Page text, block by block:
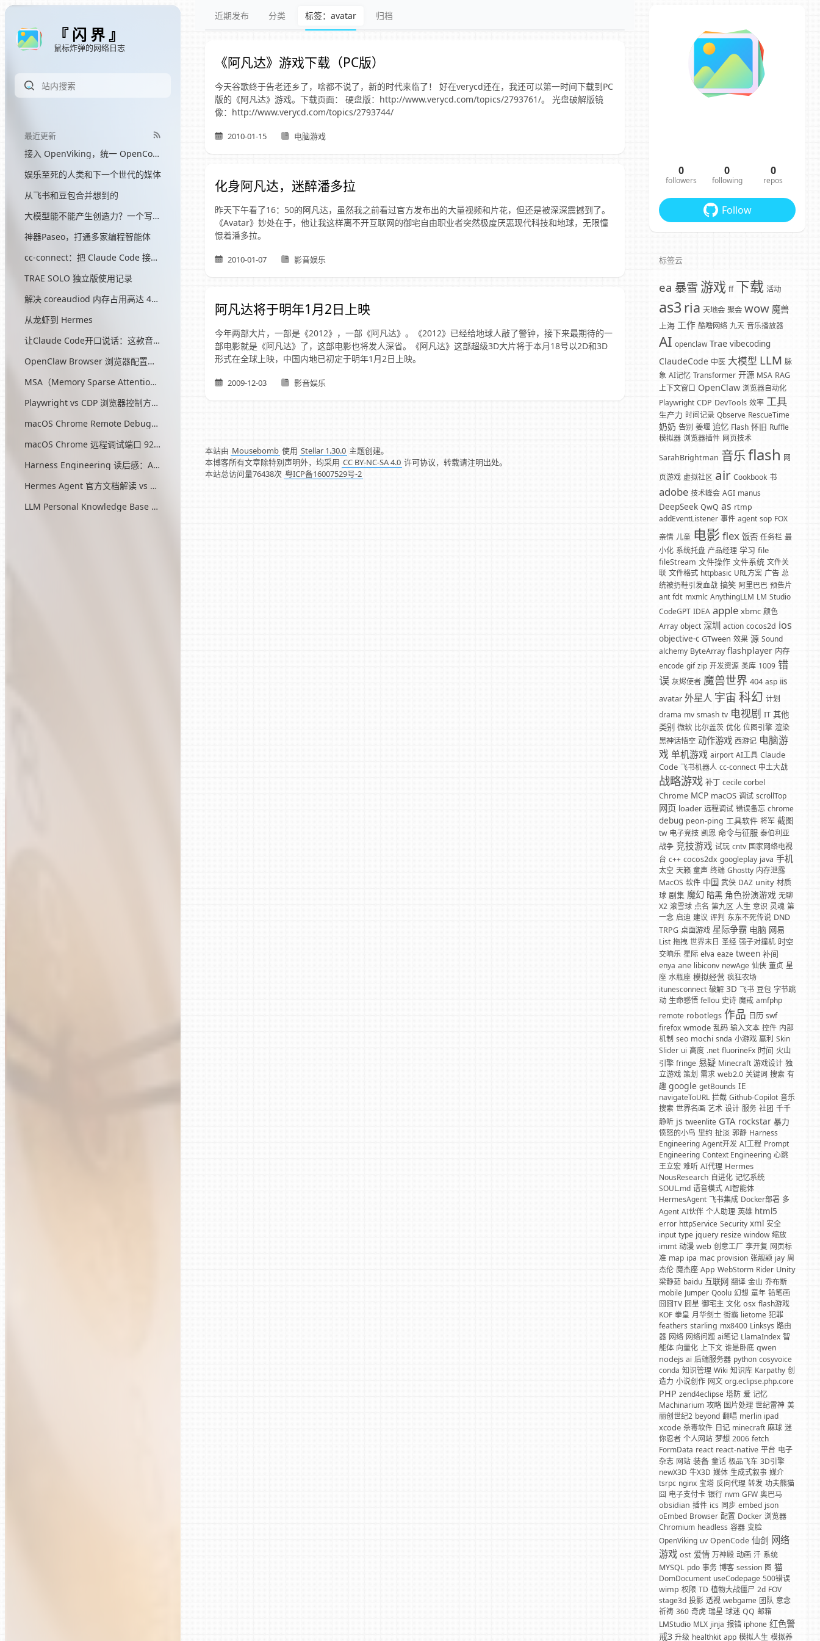
『 闪 界 』
鼠标炸弹的网络日志
最近更新
接入 OpenViking，统一 OpenCode 和 Hermes 的记忆
娱乐至死的人类和下一个世代的媒体
从飞书和豆包合并想到的
大模型能不能产生创造力？一个写了三个月网文的程序员的答案
神器Paseo，打通多家编程智能体
cc-connect：把 Claude Code 接入飞书
TRAE SOLO 独立版使用记录
解决 coreaudiod 内存占用高达 45G 的问题
从龙虾到 Hermes
让Claude Code开口说话：这款音效插件让我把编程玩成了游戏
OpenClaw Browser 浏览器配置指南
MSA（Memory Sparse Attention）— 突破 AI 记忆瓶颈的开源方案
Playwright vs CDP 浏览器控制方式对比
macOS Chrome Remote Debugging 配置
macOS Chrome 远程调试端口 9222 启动问题与最终解决方案
Harness Engineering 读后感：AI工程的第三次范式转移
Hermes Agent 官方文档解读 vs OpenClaw
LLM Personal Knowledge Base Pattern (Karpathy)
近期发布 分类 标签：avatar 归档
《阿凡达》游戏下载（PC版）
今天谷歌终于告老还乡了，啥都不说了，新的时代来临了！ 好在verycd还在，我还可以第一时间下载到PC
版的《阿凡达》游戏。下载页面： 硬盘版：http://www.verycd.com/topics/2793761/。 光盘破解版镜
像：http://www.verycd.com/topics/2793744/
2010-01-15 电脑游戏
化身阿凡达，迷醉潘多拉
昨天下午看了16：50的阿凡达，虽然我之前看过官方发布出的大量视频和片花，但还是被深深震撼到了。
《Avatar》妙处在于，他让我这样离不开互联网的御宅自由职业者突然极度厌恶现代科技和地球，无限憧
憬着潘多拉。
2010-01-07 影音娱乐
阿凡达将于明年1月2日上映
今年两部大片，一部是《2012》，一部《阿凡达》。《2012》已经给地球人敲了警钟，接下来最期待的一
部电影就是《阿凡达》了，这部电影也将发人深省。《阿凡达》这部超级3D大片将于本月18号以2D和3D
形式在全球上映，中国内地已初定于明年1月2日上映。
2009-12-03 影音娱乐
本站由 Mousebomb 使用 Stellar 1.30.0 主题创建。
本博客所有文章除特别声明外，均采用 CC BY-NC-SA 4.0 许可协议，转载请注明出处。
本站总访问量76438次 粤ICP备16007529号-2
0
followers
0
following
0
repos
Follow
标签云
ea 暴雪 游戏 ff 下载 活动
as3 ria 天地会 聚会 wow 魔兽
上海 工作 酷噜网络 九天 音乐播放器
AI openclaw Trae vibecoding
ClaudeCode 中医 大模型 LLM 脉
象 AI记忆 Transformer 开源 MSA RAG
上下文窗口 OpenClaw 浏览器自动化
Playwright CDP DevTools 效率 工具
生产力 时间记录 Qbserve RescueTime
奶奶 告别 姜堰 追忆 Flash 怀旧 Ruffle
模拟器 浏览器插件 网页技术
SarahBrightman 音乐flash 网
页游戏 虚拟社区 air Cookbook 书
adobe 技术峰会 AGI manus
DeepSeek QwQ as rtmp
addEventListener 事件 agent sop FOX
亲情 儿童 电影 flex 饭否 任务栏 最
小化 系统托盘 产品经理 学习 file
fileStream 文件操作 文件系统 文件关
联 文件格式 httpbasic URL方案 广告 总
统被扔鞋引发血战 搞笑 阿里巴巴 预告片
ant fdt mxmlc AnythingLLM LM Studio
CodeGPT IDEA apple xbmc 颜色
Array object 深圳 action cocos2d ios
objective-c GTween 效果 源 Sound
alchemy ByteArray flashplayer 内存
encode gif zip 开发资源 类库 1009 错
误 灰烬使者 魔兽世界 404 asp iis
avatar 外星人 宇宙 科幻 计划
drama mv smash tv 电视剧 IT 其他
类别 微软 比尔盖茨 优化 位图引擎 渲染
黑神话悟空 动作游戏 西游记 电脑游
戏 单机游戏 airport AI工具 Claude
Code 飞书机器人 cc-connect 中土大战
战略游戏 补丁 cecile corbel
Chrome MCP macOS 调试 scrollTop
网页 loader 远程调试 错误备忘 chrome
debug peon-ping 工具软件 将军 截图
tw 电子竞技 凯恩 命令与征服 泰伯利亚
战争 竞技游戏 试玩 cntv 国家网络电视
台 c++ cocos2dx googleplay java 手机
太空 天籁 童声 终端 Ghostty 内存泄露
MacOS 软件 中国 武侠 DAZ unity 材质
球 剧集 魔幻 暗黑 角色扮演游戏 无聊
X2 滚雪球 点名 第九区 人生 意识 灵魂 第
一念 启迪 建议 评判 东东不死传说 DND
TRPG 桌面游戏 星际争霸 电脑 网易
List 拖拽 世界末日 圣经 强子对撞机 时空
交响乐 星际 elva eaze tween 补间
enya ane libiconv newAge 仙侠 董贞 星
座 水瓶座 模拟经营 疯狂农场
itunesconnect 破解 3D 飞书 豆包 字节跳
动 生命感悟 fellou 史诗 魔戒 amfphp
remote robotlegs 作品 日历 swf
firefox wmode 乱码 输入文本 控件 内部
机制 seo mochi snda 小游戏 赢利 Skin
Slider ui 高度 .net fluorineFx 时间 火山
引擎 fringe 悬疑 Minecraft 游戏设计 独
立游戏 策划 需求 web2.0 关键词 搜索 有
趣 google getBounds IE
navigateToURL 拦截 Github-Copilot 音乐
搜索 世界名画 艺术 设计 服务 社团 千千
静听 js tweenlite GTA rockstar 暴力
愤怒的小鸟 里约 扯淡 郭静 Harness
Engineering Agent开发 AI工程 Prompt
Engineering Context Engineering 心跳
王立宏 难听 AI代理 Hermes
NousResearch 自进化 记忆系统
SOUL.md 语音模式 AI智能体
HermesAgent 飞书集成 Docker部署 多
Agent AI伙伴 个人助理 英雄 html5
error httpService Security xml 安全
input type jquery resize window 缩放
immt 动漫 web 创意工厂 李开复 网页标
准 map ipa mac provision 张靓颖 jay 周
杰伦 魔杰座 App WebStorm Rider Unity
梁静茹 baidu 互联网 翻译 金山 乔布斯
mobile Jumper Qoolu 幻想 童年 铅笔画
囧囧TV 囧星 御宅主 文化 osx flash游戏
KOF 拳皇 月华剑士 街霸 lietome 犯罪
feathers starling mx8400 Linksys 路由
器 网络 网络问题 ai笔记 LlamaIndex 智
能体 向量化 上下文 谁是卧底 qwen
nodejs ai 后端服务器 python cosyvoice
conda 知识管理 Wiki 知识库 Karpathy 创
造力 小说创作 网文 org.eclipse.php.core
PHP zend4eclipse 塔防 爱 记忆
Machinarium 攻略 图片处理 世纪雷神 美
丽创世纪2 beyond 翻唱 merlin ipad
xcode 杀毒软件 日记 minecraft 麻球 迷
你忍者 个人网站 梦想 2006 fetch
FormData react react-native 平台 电子
杂志 网站 装备 童话 极品飞车 3D引擎
newX3D 牛X3D 媒体 生成式叙事 媒介
tsrpc nginx 宝塔 反向代理 转发 功夫熊猫
囧 电子支付卡 银行 nvm GFW 奥巴马
obsidian 插件 ics 同步 embed json
oEmbed Browser 配置 Docker 浏览器
Chromium headless 容器 变脸
OpenViking uv OpenCode 仙剑 网络
游戏 ost 爱情 万神殿 动画 汗 系统
MYSQL pdo 事务 博客 session 图 猫
DomDocument useCodepage 500错误
wimp 权限 TD 植物大战僵尸 2d FOV
stage3d 投影 透视 webgame 团队 意念
祈祷 360 奇虎 瑞星 球迷 QQ 邮箱
LMStudio MLX jinja 报错 iphone 红色警
戒3 升级 healthkit app 模拟人生 模拟养